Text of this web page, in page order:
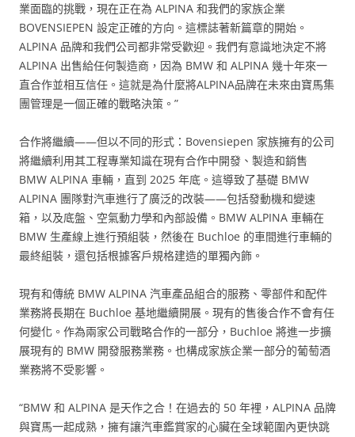
業面臨的挑戰，現在正在為 ALPINA 和我們的家族企業
BOVENSIEPEN 設定正確的方向。這標誌著新篇章的開始。
ALPINA 品牌和我們公司都非常受歡迎。我們有意識地決定不將
ALPINA 出售給任何製造商，因為 BMW 和 ALPINA 幾十年來一
直合作並相互信任。這就是為什麼將ALPINA品牌在未來由寶馬集
團管理是一個正確的戰略決策。”
合作將繼續——但以不同的形式：Bovensiepen 家族擁有的公司
將繼續利用其工程專業知識在現有合作中開發、製造和銷售
BMW ALPINA 車輛，直到 2025 年底。這導致了基礎 BMW
ALPINA 團隊對汽車進行了廣泛的改裝——包括發動機和變速
箱，以及底盤、空氣動力學和內部設備。BMW ALPINA 車輛在
BMW 生產線上進行預組裝，然後在 Buchloe 的車間進行車輛的
最終組裝，還包括根據客戶規格建造的單獨內飾。
現有和傳統 BMW ALPINA 汽車產品組合的服務、零部件和配件
業務將長期在 Buchloe 基地繼續開展。現有的售後合作不會有任
何變化。作為兩家公司戰略合作的一部分，Buchloe 將進一步擴
展現有的 BMW 開發服務業務。也構成家族企業一部分的葡萄酒
業務將不受影響。
“BMW 和 ALPINA 是天作之合！在過去的 50 年裡，ALPINA 品牌
與寶馬一起成熟，擁有讓汽車鑑賞家的心臟在全球範圍內更快跳